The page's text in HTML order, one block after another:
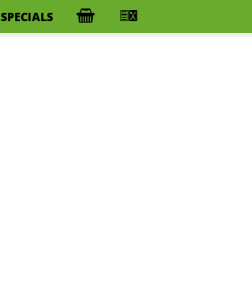
SPECIALS